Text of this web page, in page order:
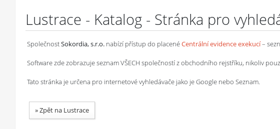
Lustrace - Katalog - Stránka pro
SpolečnostSokordia, s.r.o. nabízí přístup do placenéCentrální evidence exekucí–
Software zde zobrazuje seznam VŠECH společností z obchodního rejstříku, nikoliv
Tato stránka je určena pro internetové vyhledávače jako je Google nebo Seznam.
»Zpět na Lustrace